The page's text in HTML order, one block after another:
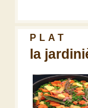
PLAT
la